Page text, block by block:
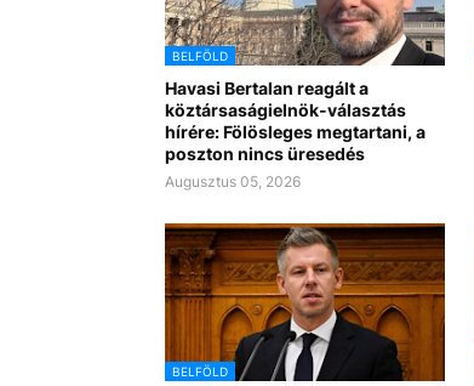
BELFÖLD
Havasi Bertalan reagált a
köztársaságielnök-választás
hírére: Fölösleges megtartani, a
poszton nincs üresedés
Augusztus 05, 2026
BELFÖLD